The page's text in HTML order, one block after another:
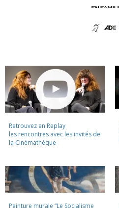
Retrouvez en Replay
les rencontres avec les invités de
la Cinémathèque
Peinture murale “Le Socialisme